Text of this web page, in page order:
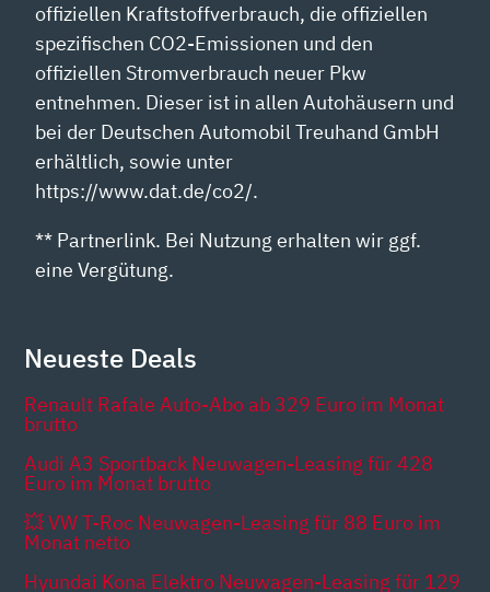
offiziellen Kraftstoffverbrauch, die offiziellen
spezifischen CO2-Emissionen und den
offiziellen Stromverbrauch neuer Pkw
entnehmen. Dieser ist in allen Autohäusern und
bei der Deutschen Automobil Treuhand GmbH
erhältlich, sowie unter
https://www.dat.de/co2/.
** Partnerlink. Bei Nutzung erhalten wir ggf.
eine Vergütung.
Neueste Deals
Renault Rafale Auto-Abo ab 329 Euro im Monat
brutto
Audi A3 Sportback Neuwagen-Leasing für 428
Euro im Monat brutto
💥 VW T-Roc Neuwagen-Leasing für 88 Euro im
Monat netto
Hyundai Kona Elektro Neuwagen-Leasing für 129